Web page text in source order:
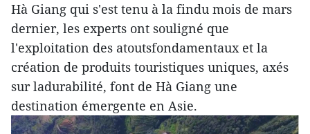
Hà Giang qui s'est tenu à la findu mois de mars
dernier, les experts ont souligné que
l'exploitation des atoutsfondamentaux et la
création de produits touristiques uniques, axés
sur ladurabilité, font de Hà Giang une
destination émergente en Asie.